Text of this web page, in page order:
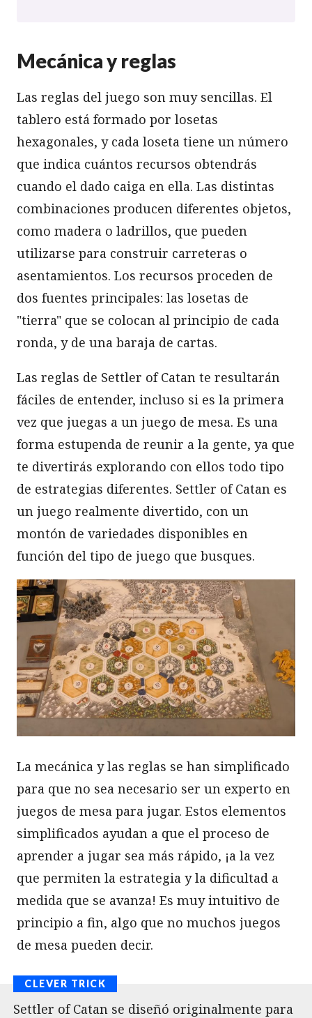
Mecánica y reglas
Las reglas del juego son muy sencillas. El
tablero está formado por losetas
hexagonales, y cada loseta tiene un número
que indica cuántos recursos obtendrás
cuando el dado caiga en ella. Las distintas
combinaciones producen diferentes objetos,
como madera o ladrillos, que pueden
utilizarse para construir carreteras o
asentamientos. Los recursos proceden de
dos fuentes principales: las losetas de
"tierra" que se colocan al principio de cada
ronda, y de una baraja de cartas.
Las reglas de Settler of Catan te resultarán
fáciles de entender, incluso si es la primera
vez que juegas a un juego de mesa. Es una
forma estupenda de reunir a la gente, ya que
te divertirás explorando con ellos todo tipo
de estrategias diferentes. Settler of Catan es
un juego realmente divertido, con un
montón de variedades disponibles en
función del tipo de juego que busques.
La mecánica y las reglas se han simplificado
para que no sea necesario ser un experto en
juegos de mesa para jugar. Estos elementos
simplificados ayudan a que el proceso de
aprender a jugar sea más rápido, ¡a la vez
que permiten la estrategia y la dificultad a
medida que se avanza! Es muy intuitivo de
principio a fin, algo que no muchos juegos
de mesa pueden decir.
Settler of Catan se diseñó originalmente para